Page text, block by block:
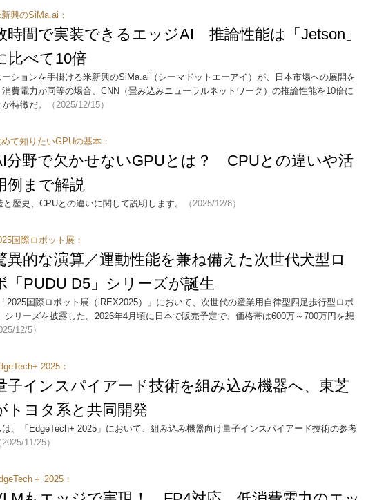
興のSiMa.ai：
時間で実装できるエッジAI 推論性能は「Jetson」
比べて10倍
ションを手掛ける米新興のSiMa.ai（シーマドットエーアイ）が、日本市場への展開を
費電力が同等の場合、CNN（畳み込みニューラルネットワーク）の推論性能を10倍に
特徴だ。
（2025/12/15）
て知りたいGPUの基本：
分野で欠かせないGPUとは？ CPUとの違いや活
例まで解説
歴史、CPUとの違いに関して説明します。 （2025/12/8）
国際ロボット展：
異的な演算／運動性能を兼ね備えた次世代犬型ロ
「PUDU D5」シリーズが誕生
2025国際ロボット展（iREX2025）」において、次世代の産業用自律型四足歩行型ロボ
シリーズを披露した。2026年4月頃に日本で販売予定で、価格帯は600万～700万円を想
12/5）
2025：
子インスパイアード技術を組み込み機器へ、東芝
トヨタ系と共同開発
、「EdgeTech+ 2025」において、組み込み機器向け量子インスパイアード技術の参考
2025/11/25）
＋ 2025：